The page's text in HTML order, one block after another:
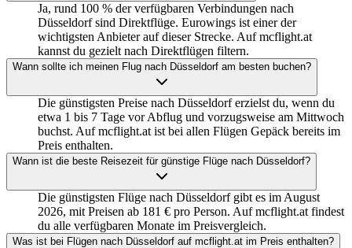
Ja, rund 100 % der verfügbaren Verbindungen nach
Düsseldorf sind Direktflüge. Eurowings ist einer der
wichtigsten Anbieter auf dieser Strecke. Auf mcflight.at
kannst du gezielt nach Direktflügen filtern.
Wann sollte ich meinen Flug nach Düsseldorf am besten buchen?
Die günstigsten Preise nach Düsseldorf erzielst du, wenn du
etwa 1 bis 7 Tage vor Abflug und vorzugsweise am Mittwoch
buchst. Auf mcflight.at ist bei allen Flügen Gepäck bereits im
Preis enthalten.
Wann ist die beste Reisezeit für günstige Flüge nach Düsseldorf?
Die günstigsten Flüge nach Düsseldorf gibt es im August
2026, mit Preisen ab 181 € pro Person. Auf mcflight.at findest
du alle verfügbaren Monate im Preisvergleich.
Was ist bei Flügen nach Düsseldorf auf mcflight.at im Preis enthalten?